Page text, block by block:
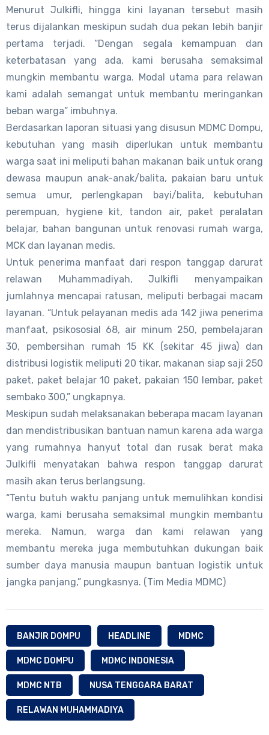
Menurut Julkifli, hingga kini layanan tersebut masih
terus dijalankan meskipun sudah dua pekan lebih banjir
pertama terjadi. “Dengan segala kemampuan dan
keterbatasan yang ada, kami berusaha semaksimal
mungkin membantu warga. Modal utama para relawan
kami adalah semangat untuk membantu meringankan
beban warga” imbuhnya.
Berdasarkan laporan situasi yang disusun MDMC Dompu,
kebutuhan yang masih diperlukan untuk membantu
warga saat ini meliputi bahan makanan baik untuk orang
dewasa maupun anak-anak/balita, pakaian baru untuk
semua umur, perlengkapan bayi/balita, kebutuhan
perempuan, hygiene kit, tandon air, paket peralatan
belajar, bahan bangunan untuk renovasi rumah warga,
MCK dan layanan medis.
Untuk penerima manfaat dari respon tanggap darurat
relawan Muhammadiyah, Julkifli menyampaikan
jumlahnya mencapai ratusan, meliputi berbagai macam
layanan. “Untuk pelayanan medis ada 142 jiwa penerima
manfaat, psikososial 68, air minum 250, pembelajaran
30, pembersihan rumah 15 KK (sekitar 45 jiwa) dan
distribusi logistik meliputi 20 tikar, makanan siap saji 250
paket, paket belajar 10 paket, pakaian 150 lembar, paket
sembako 300,” ungkapnya.
Meskipun sudah melaksanakan beberapa macam layanan
dan mendistribusikan bantuan namun karena ada warga
yang rumahnya hanyut total dan rusak berat maka
Julkifli menyatakan bahwa respon tanggap darurat
masih akan terus berlangsung.
“Tentu butuh waktu panjang untuk memulihkan kondisi
warga, kami berusaha semaksimal mungkin membantu
mereka. Namun, warga dan kami relawan yang
membantu mereka juga membutuhkan dukungan baik
sumber daya manusia maupun bantuan logistik untuk
jangka panjang,” pungkasnya. (Tim Media MDMC)
BANJIR DOMPU HEADLINE MDMC
MDMC DOMPU MDMC INDONESIA
MDMC NTB NUSA TENGGARA BARAT
RELAWAN MUHAMMADIYA